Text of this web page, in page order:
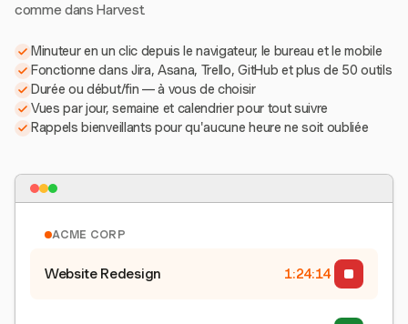
comme dans Harvest.
Minuteur en un clic depuis le navigateur, le bureau et le mobile
Fonctionne dans Jira, Asana, Trello, GitHub et plus de 50 outils
Durée ou début/fin — à vous de choisir
Vues par jour, semaine et calendrier pour tout suivre
Rappels bienveillants pour qu'aucune heure ne soit oubliée
ACME CORP
Website Redesign 1:24:15